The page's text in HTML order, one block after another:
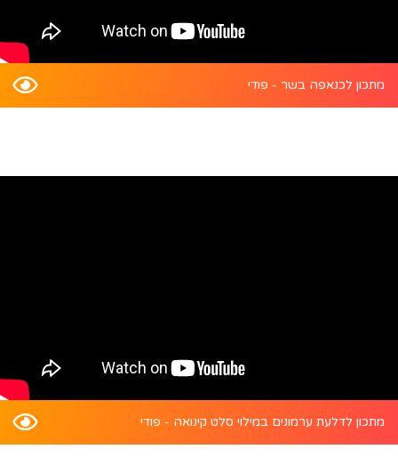
מתכון לכנאפה בשר - פודי
מתכון לדלעת ערמונים במילוי סלט קינואה - פודי